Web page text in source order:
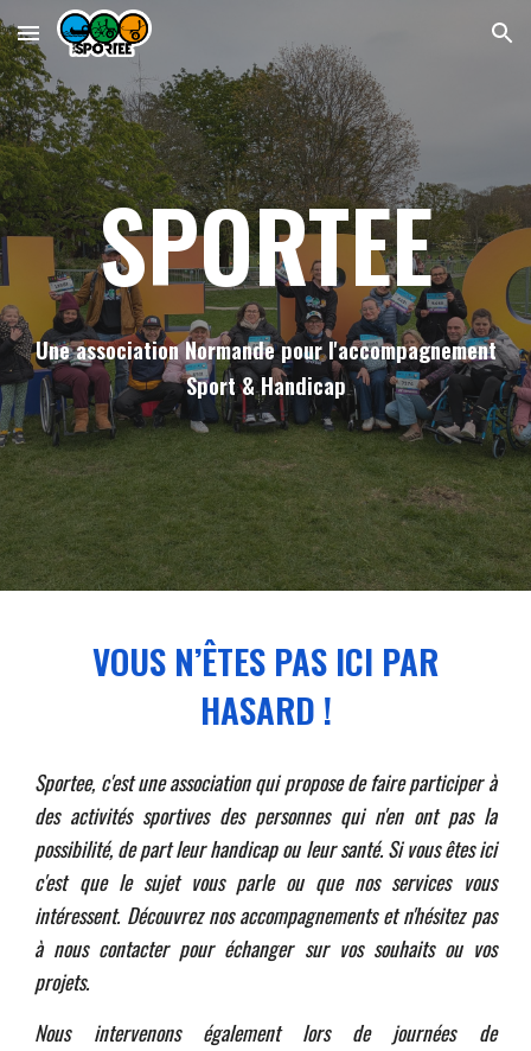
Skip to main content Skip to navigation
SPORTEE
Une association Normande pour l'accompagnement
Sport & Handicap
VOUS N’ÊTES PAS ICI PAR
HASARD !
Sportee, c'est une association quiproposede faire participer à
des activités sportives des personnes qui n'en ont pas la
possibilité, de part leur handicap ou leur santé. Si vous êtes ici
c'est que le sujet vous parle ou que nos services vous
intéressent. Découvrez nos accompagnements et n'hésitez pas
à nous contacter pour échanger sur vos souhaits ou vos
projets.
Nous intervenons également lors de journées de